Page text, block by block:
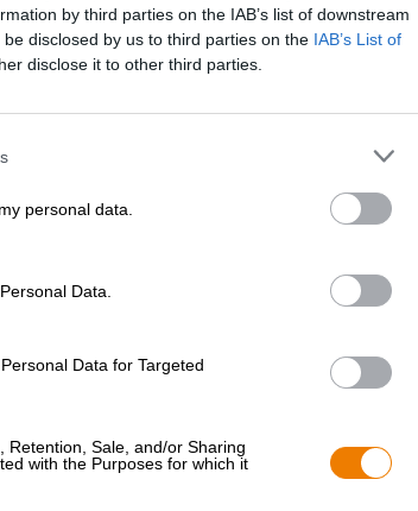
by third parties on the IAB’s list of downstream
disclosed by us to third parties on the IAB’s List of
disclose it to other third parties.
personal data.
Data.
Data for Targeted
Retention, Sale, and/or Sharing
with the Purposes for which it
Informazioni Recensioni(0)
circa 330 le varietà di luppolo coltivate in
Vengono scoperte varietà selvatiche
incrociati per sviluppare nuovi profili aromatici.
in Alsazia, in Francia. Proviene da un
Cascade e Strisselspalt. Cascade è un
Stati Uniti, mentre Strisselspalt è una varietà da
per aromatizzare e amaricare, conferendo alla
spazia da agrumi, uva e pera a toni floreali e
Moosehead mette in risalto questa pregiata
Batch Series: la Mistral Hop IPA ci presenta le
nel bicchiere con un colore limpido, oro antico,
composizione di frutta tropicale dolce, agrumi
e il sapore. Le 40 IBU creano un piacevole
alcolica del 6,0% aggiunge un tocco